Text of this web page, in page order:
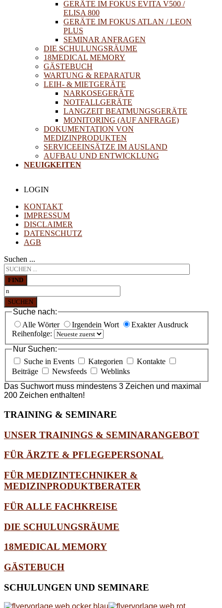
GERÄTE IM FOKUS EVITA V500 /
ELISA 800
GERÄTE IM FOKUS ATLAN / LEON
PLUS
SEMINAR ANFRAGEN
DIE SCHULUNGSRÄUME
18MEDICAL MEMORY
GÄSTEBUCH
WARTUNG & REPARATUR
LEIH- & MIETGERÄTE
NARKOSEGERÄTE
NOTFALLGERÄTE
LANGZEIT BEATMUNGSGERÄTE
MONITORING (AUF ANFRAGE)
DOKUMENTATION VON
MEDIZINPRODUKTEN
SERVICEEINSÄTZE IM AUSLAND
AUFBAU UND ENTWICKLUNG
NEUIGKEITEN
LOGIN
KONTAKT
IMPRESSUM
DISCLAIMER
DATENSCHUTZ
AGB
Suchen ...
FIND
SUCHEN
Suche nach:
Alle Wörter
Irgendein Wort
Exakter Ausdruck
Reihenfolge:
Nur Suchen:
Suche in Events
Kategorien
Kontakte
Beiträge
Newsfeeds
Weblinks
Das Suchwort muss mindestens 3 Zeichen und maximal
200 Zeichen enthalten!
TRAINING & SEMINARE
UNSER TRAININGS & SEMINARANGEBOT
FÜR ÄRZTE & PFLEGEPERSONAL
FÜR MEDIZINTECHNIKER &
MEDIZINPRODUKTBERATER
FÜR ALLE FACHKREISE
DIE SCHULUNGSRÄUME
18MEDICAL MEMORY
GÄSTEBUCH
SCHULUNGEN UND SEMINARE